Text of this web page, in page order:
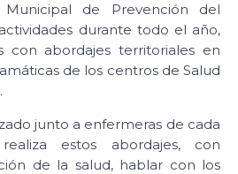
de Prevención del
durante todo el año,
con abordajes territoriales en
de los centros de Salud
junto a enfermeras de cada
estos abordajes, con
de la salud, hablar con los